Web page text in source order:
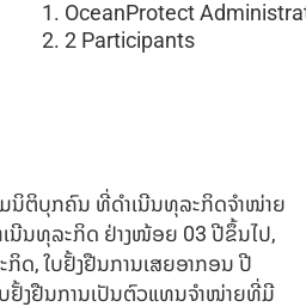
1. OceanProtect
2. 2 Participants
ມນິຕິບຸກຄົນ ທີ່ດຳເນີນທຸລະກິດຈໍາໜ່າຍ
ເນີນທຸລະກິດ ຢ່າງໜ້ອຍ 03 ປີຂຶ້ນໄປ,
ກິດ, ໃບຢັ້ງຢືນການເສຍອາກອນ ປີ
ຢັ້ງຢືນການເປັນຕົວແທນຈໍາໜ່າຍທີ່ມີ